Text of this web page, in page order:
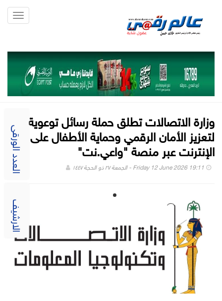
العدد الورقى
الارشيف
وزارة الاتصالات تطلق حملة رسائل توعوية
لتعزيز الأمان الرقمي وحماية الأطفال على
الإنترنت عبر منصة "واعي.نت"
Friday 12 June 2026 19:11 - الجمعة ٢٧ ذو الحجة ١٤٤٧